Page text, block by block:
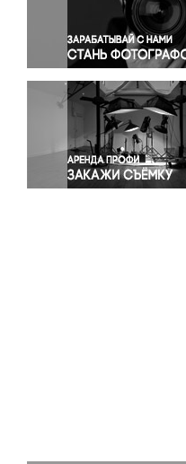
Правосудие
Происшествия и
Религия
Светская жизнь
Спорт
Экология
Экономика и